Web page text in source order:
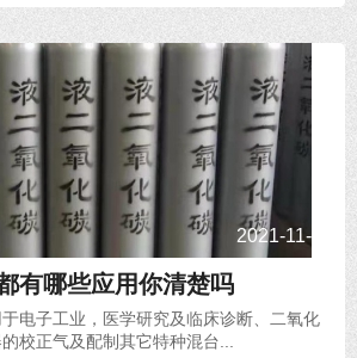
2021-11-10
有哪些应用你清楚吗
电子工业，医学研究及临床诊断、二氧化
校正气及配制其它特种混台...